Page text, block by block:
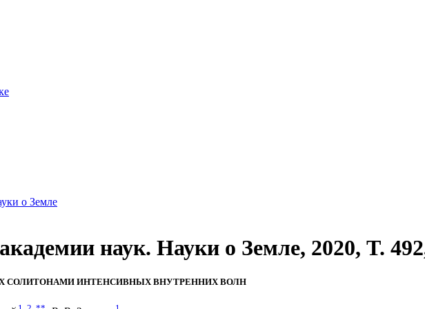
о Земле
наук. Науки о Земле, 2020, T.
СОЛИТОНАМИ ИНТЕНСИВНЫХ ВНУТРЕННИХ ВОЛН